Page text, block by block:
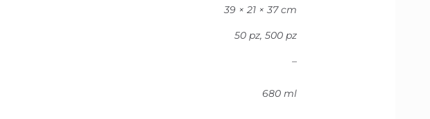
39 × 21 × 37 cm
50 pz, 500 pz
–
680 ml